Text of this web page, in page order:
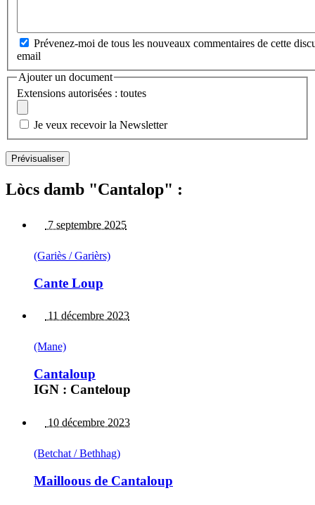
Prévenez-moi de tous les nouveaux commentaires de cette
email
Ajouter un document
Extensions autorisées : toutes
Je veux recevoir la Newsletter
Lòcs damb "Cantalop" :
7 septembre 2025
(Gariès / Garièrs)
Cante Loup
11 décembre 2023
(Mane)
Cantaloup
IGN : Canteloup
10 décembre 2023
(Betchat / Bethhag)
Mailloous de Cantaloup